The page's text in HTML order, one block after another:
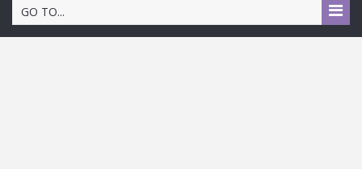
GO TO...